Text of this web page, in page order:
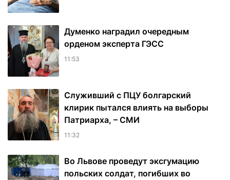
Думенко наградил очередным
орденом эксперта ГЭСС
11:53
Служивший с ПЦУ болгарский
клирик пытался влиять на выборы
Патриарха, – СМИ
11:32
Во Львове проведут эксгумацию
польских солдат, погибших во